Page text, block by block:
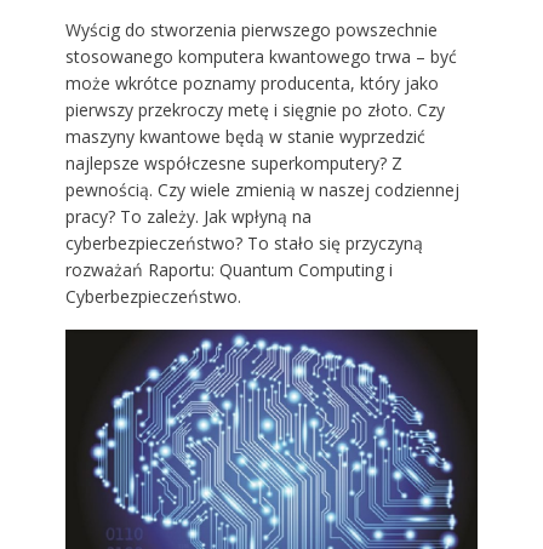
Wyścig do stworzenia pierwszego powszechnie
stosowanego komputera kwantowego trwa – być
może wkrótce poznamy producenta, który jako
pierwszy przekroczy metę i sięgnie po złoto. Czy
maszyny kwantowe będą w stanie wyprzedzić
najlepsze współczesne superkomputery? Z
pewnością. Czy wiele zmienią w naszej codziennej
pracy? To zależy. Jak wpłyną na
cyberbezpieczeństwo? To stało się przyczyną
rozważań Raportu: Quantum Computing i
Cyberbezpieczeństwo.